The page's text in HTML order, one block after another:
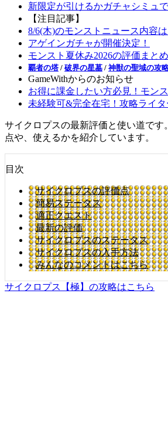
新限定が引けるかガチャシミュで
【注目記事】
8/6(木)のモンストニュース内容
アゲインガチャが開催決定！
モンスト夏休み2026の評価まとめ
覇者の塔 / 破界の星墓 / 神獣の聖域の攻
GameWithからのお知らせ
お得に課金したい方必見！モン
未経験可&完全在宅！攻略ライタ
サイクロプスの最新評価と使い道です
点や、使えるかを紹介しています。
目次
サイクロプスの評価点
簡易ステータス
適正クエスト
最新の評価
サイクロプスのステータス
サイクロプスの入手方法
みんなのコメントはこちら
サイクロプス【極】の攻略はこちら